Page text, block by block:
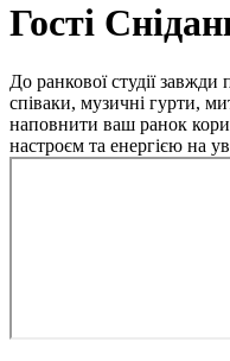
Гості
До ранкової студії завжди
співаки, музичні гурти,
наповнити ваш ранок
настроєм та енергією на